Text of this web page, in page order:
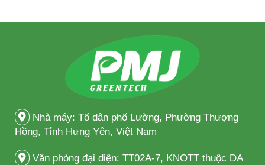
Nhà máy: Tổ dân phố Lường, Phường Thượng
Hồng, Tỉnh Hưng Yên, Việt Nam
Văn phòng đại diện: TT02A-7, KNOTT thuộc DA